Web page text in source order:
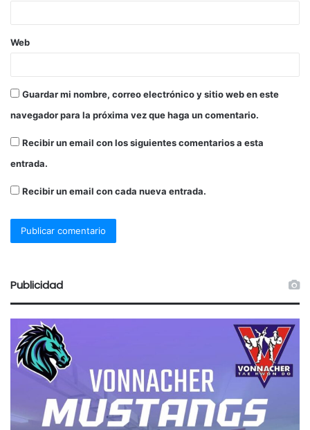
Web
Guardar mi nombre, correo electrónico y sitio web en este
navegador para la próxima vez que haga un comentario.
Recibir un email con los siguientes comentarios a esta
entrada.
Recibir un email con cada nueva entrada.
Publicidad